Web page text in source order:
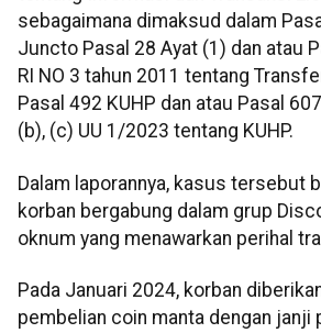
sebagaimana dimaksud dalam
Juncto Pasal 28 Ayat (1) dan atau
RI NO 3 tahun 2011 tentang
Pasal 492 KUHP dan atau Pasal
(b), (c) UU 1/2023 tentang KUHP.
Dalam laporannya, kasus tersebut
korban bergabung dalam grup
oknum yang menawarkan perihal
Pada Januari 2024, korban
pembelian coin manta dengan janji